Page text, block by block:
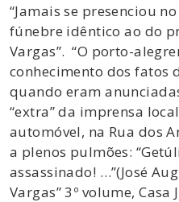
“Jamais se presenciou
fúnebre idêntico ao do
Vargas”. “O porto-
conhecimento dos fatos
quando eram
“extra” da imprensa
automóvel, na Rua dos
a plenos pulmões:
assassinado! …”(José
Vargas” 3º volume, Casa